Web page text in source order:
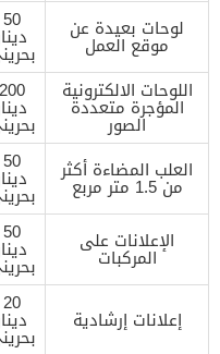
لوحات بعيدة عن
موقع العمل
50
اللوحات الالكترونية
المؤجرة متعددة
الصور
200
العلب المضاءة أكثر
من 1.5 متر مربع
50
الإعلانات على
المركبات
50
إعلانات إرشادية
20